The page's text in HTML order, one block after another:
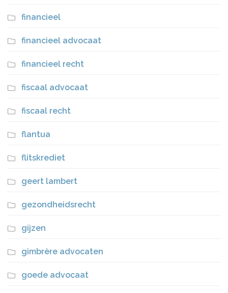
financieel
financieel advocaat
financieel recht
fiscaal advocaat
fiscaal recht
flantua
flitskrediet
geert lambert
gezondheidsrecht
gijzen
gimbrère advocaten
goede advocaat